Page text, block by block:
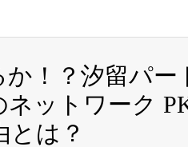
！？汐留パー
ットワーク
とは？